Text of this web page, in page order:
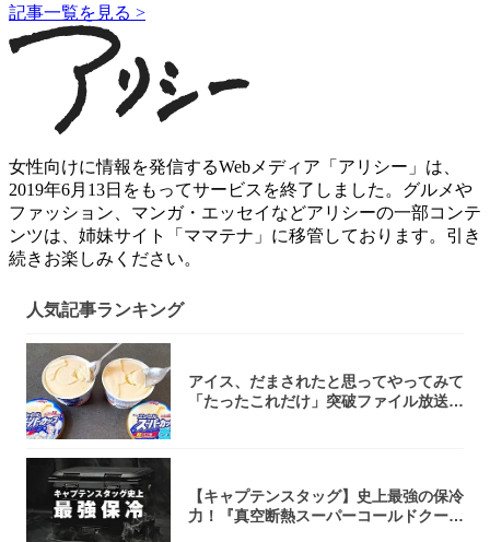
記事一覧を見る >
女性向けに情報を発信するWebメディア「アリシー」は、
2019年6月13日をもってサービスを終了しました。グルメや
ファッション、マンガ・エッセイなどアリシーの一部コンテ
ンツは、姉妹サイト「ママテナ」に移管しております。引き
続きお楽しみください。
人気記事ランキング
アイス、だまされたと思ってやってみて
「たったこれだけ」突破ファイル放送で
【キャプテンスタッグ】史上最強の保冷
力！『真空断熱スーパーコールドクーラ